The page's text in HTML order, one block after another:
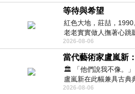
等待與希望
紅色大地，莊喆，
老老實實做人撫著心跳
向裂隙的亮處探索另一
2026-08-06
🏛️ 「他們說我不像。
盧嵐新在此幅兼具古典
中，以沈靜的藍色空間
2026-08-06